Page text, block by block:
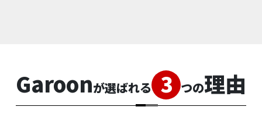
Garoonが選ばれる 3 つの理由